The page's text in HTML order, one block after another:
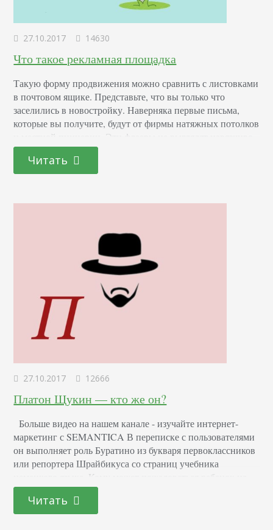
27.10.2017 14630
Что такое рекламная площадка
Такую форму продвижения можно сравнить с листовками
в почтовом ящике. Представьте, что вы только что
заселились в новостройку. Наверняка первые письма,
которые вы получите, будут от фирмы натяжных потолков
и местной пиццерии. Эти флаеры не выглядят навязчиво,
потому что они органично вписываются в быт и
вероятные потребности новосела. Похожий принцип
работы у платформы для рекламы. Пользователь ищет
Читать
27.10.2017 12666
Платон Щукин — кто же он?
Больше видео на нашем канале - изучайте интернет-
маркетинг с SEMANTICA В переписке с пользователями
он выполняет роль Буратино из букваря первоклассников
или репортера Шрайбикуса со страниц учебника
немецкого языка. Кому может пожаловаться ребенок на
сложную и скучную тему? На кого излить негатив?
Персонаж выслушает, поймет, подскажет. Господин
Щукин хорошо справляется с этой ролью –
Читать